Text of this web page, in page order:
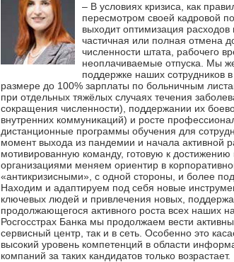
– В условиях кризиса, как
пересмотром своей кадровой
выходит оптимизация
частичная или полная отмена
численности штата, рабочего
неоплачиваемые отпуска. Мы
поддержке наших сотрудников
размере до 100% зарплаты по больничным
при отдельных тяжёлых случаях течения
сокращения численности), поддержании их
внутренних коммуникаций) и росте
дистанционные программы обучения для
момент выхода из пандемии и начала активной
мотивированную команду, готовую к
организациями меняем ориентир в
«антикризисными», с одной стороны, и более
Находим и адаптируем под себя новые
ключевых людей и привлечения новых,
продолжающегося активного роста всех наших
Росгосстрах Банка мы продолжаем вести
сервисный центр, так и в сеть. Особенно это
высокий уровень компетенций в области
компаний за таких кандидатов только возрастает.